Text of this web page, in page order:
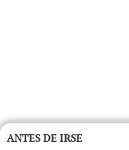
ANTES DE IRSE